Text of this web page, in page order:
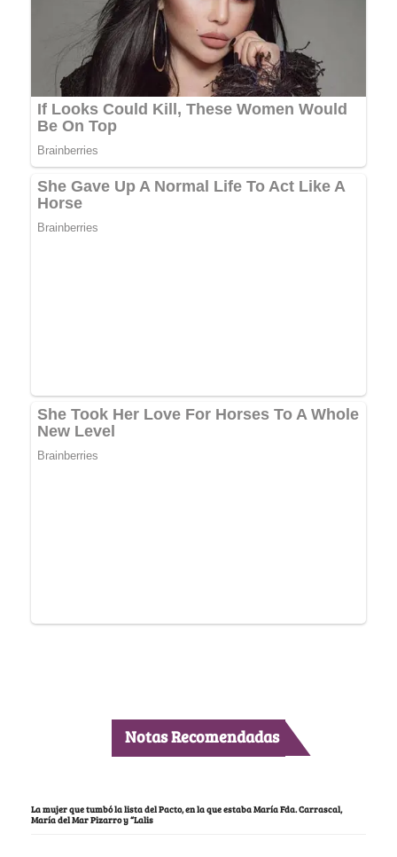
Notas Recomendadas
La mujer que tumbó la lista del Pacto, en la que estaba María Fda. Carrascal,
María del Mar Pizarro y “Lalis